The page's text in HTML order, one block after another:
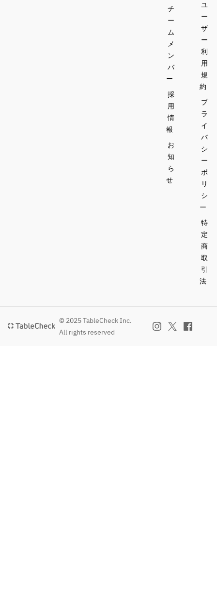
チ
ー
ム
メ
ン
バ
ー
採
用
情
報
お
知
ら
せ
ユ
ー
ザ
ー
利
用
規
約
プ
ラ
イ
バ
シ
ー
ポ
リ
シ
ー
特
定
商
取
引
法
© 2025 TableCheck Inc.
All rights reserved